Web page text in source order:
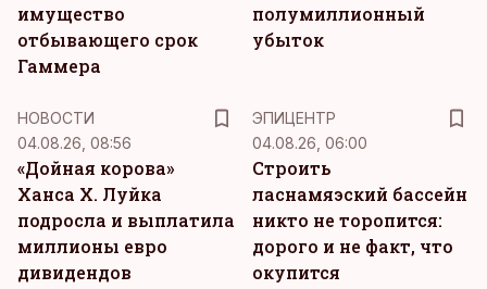
имущество
отбывающего срок
Гаммера
полумиллионный
убыток
НОВОСТИ
04.08.26, 08:56
«Дойная корова»
Ханса Х. Луйка
подросла и выплатила
миллионы евро
дивидендов
ЭПИЦЕНТР
04.08.26, 06:00
Строить
ласнамяэский бассейн
никто не торопится:
дорого и не факт, что
окупится